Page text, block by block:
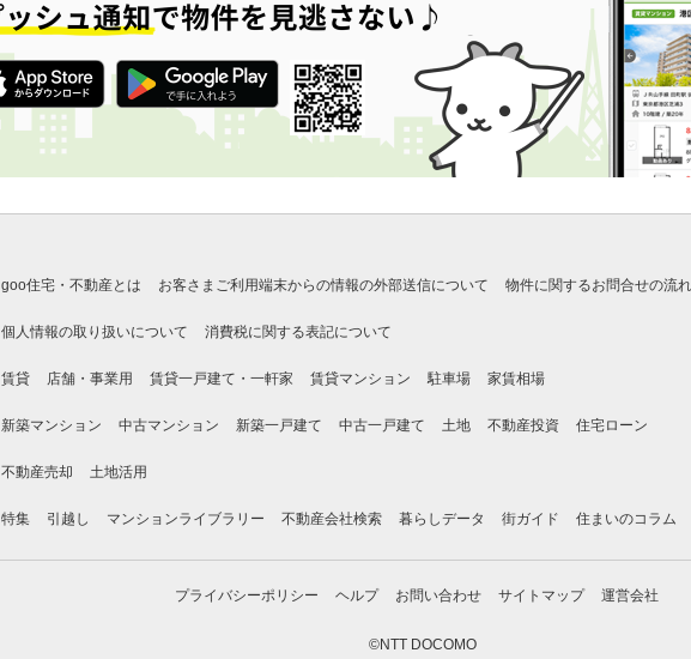
goo住宅・不動産とは お客さまご利用端末からの情報の外部送信について 物件に関するお問合せの流れ
個人情報の取り扱いについて 消費税に関する表記について
賃貸 店舗・事業用 賃貸一戸建て・一軒家 賃貸マンション 駐車場 家賃相場
新築マンション 中古マンション 新築一戸建て 中古一戸建て 土地 不動産投資 住宅ローン
不動産売却 土地活用
特集 引越し マンションライブラリー 不動産会社検索 暮らしデータ 街ガイド 住まいのコラム
プライバシーポリシー ヘルプ お問い合わせ サイトマップ 運営会社
©NTT DOCOMO